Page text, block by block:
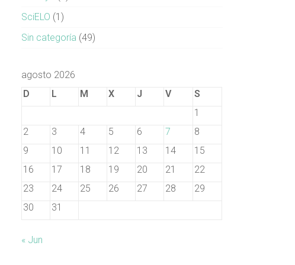
SciELO (1)
Sin categoría (49)
agosto 2026
D
L M X J V
S
1
2
3 4 5 6 7
8
9
10 11 12 13 14
15
16
17 18 19 20 21
22
23
24 25 26 27 28
29
30
31
« Jun